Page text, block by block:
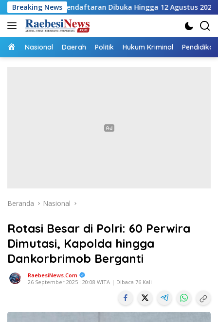
Langsung
ke
konten
Breaking NewsDibuka Hingga 12 Agustus 2026
Home
Nasional Daerah Politik Hukum Kriminal Pendidikan
Beranda Nasional
Rotasi Besar di Polri: 60 Perwira
Dimutasi, Kapolda hingga
Dankorbrimob Berganti
RaebesiNews.Com
26 September 2025 : 20:08 WITA | Dibaca 76 Kali